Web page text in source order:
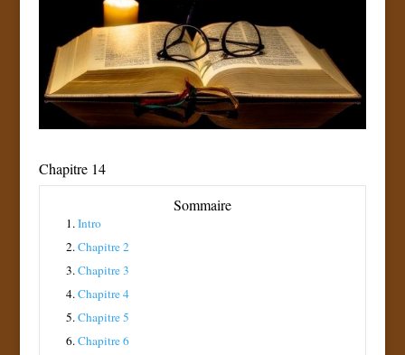
Chapitre 14
Sommaire
1.Intro
2.Chapitre 2
3.Chapitre 3
4.Chapitre 4
5.Chapitre 5
6.Chapitre 6